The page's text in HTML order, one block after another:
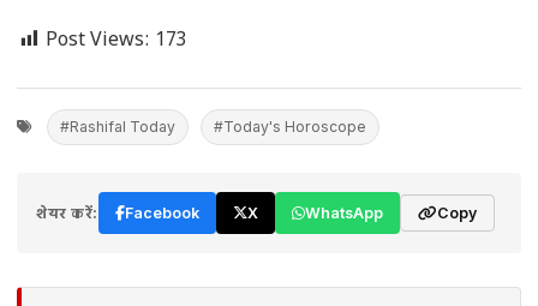
Post Views: 173
#Rashifal Today #Today's Horoscope
शेयर करें: Facebook X WhatsApp Copy